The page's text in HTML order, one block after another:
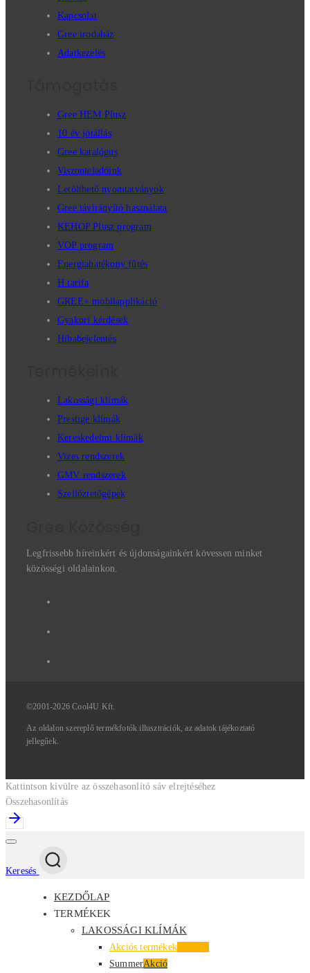
Kapcsolat
Gree irodaház
Adatkezelés
Gree HEM Plusz
10 év jótállás
Gree katalógus
Viszonteladóink
Letölthető nyomtatványok
Gree távirányító használata
KEHOP Plusz program
VOP program
Energiahatékony fűtés
H tarifa
GREE+ mobilapplikáció
Gyakori kérdések
Hibabejelentés
Lakossági klímák
Prestige klímák
Kereskedelmi klímák
Vizes rendszerek
GMV rendszerek
Szellőztetőgépek
Legfrissebb híreinkért és újdonságainkért kövessen minket
közösségi oldalainkon.
©2001-2026 Cool4U Kft.
Az oldalonszereplőtermékfotók illusztrációk,azadatoktájékoztató
jellegűek.
Kattintson kívülre az összehasonlító sáv elrejtéséhez
Összehasonlítás
Keresés
KEZDŐLAP
TERMÉKEK
LAKOSSÁGI KLÍMÁK
Akciós termékek
SummerAkció